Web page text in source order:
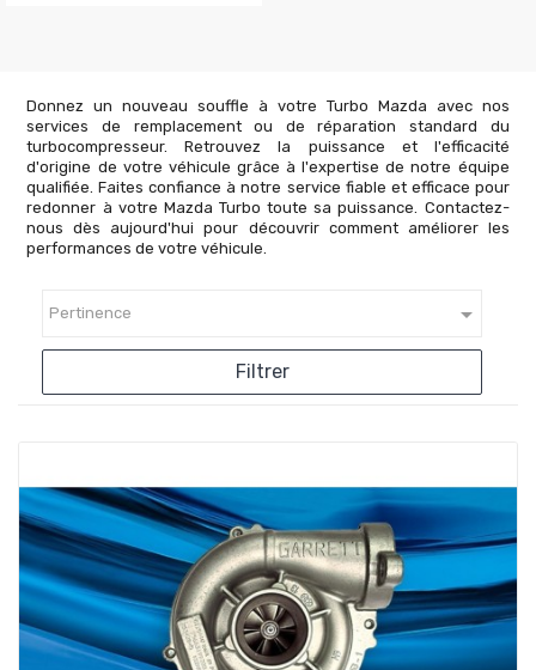
Donnez un nouveau souffle à votre Turbo Mazda avec nos
services de remplacement ou de réparation standard du
turbocompresseur. Retrouvez la puissance et l'efficacité
d'origine de votre véhicule grâce à l'expertise de notre équipe
qualifiée. Faites confiance à notre service fiable et efficace pour
redonner à votre Mazda Turbo toute sa puissance. Contactez-
nous dès aujourd'hui pour découvrir comment améliorer les
performances de votre véhicule.
Pertinence 
Filtrer